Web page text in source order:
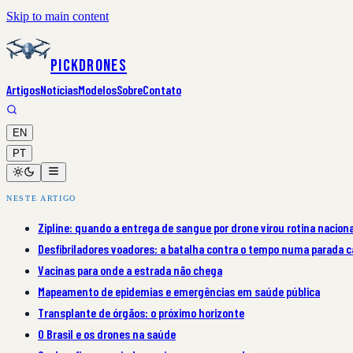
Skip to main content
PickDrones
ArtigosNotíciasModelosSobreContato
EN
PT
NESTE ARTIGO
Zipline: quando a entrega de sangue por drone virou rotina
Desfibriladores voadores: a batalha contra o tempo numa parada
Vacinas para onde a estrada não chega
Mapeamento de epidemias e emergências em saúde pública
Transplante de órgãos: o próximo horizonte
O Brasil e os drones na saúde